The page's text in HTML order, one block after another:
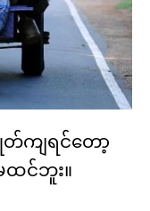
တ်ကျရင်တော့
ထင်ဘူး။